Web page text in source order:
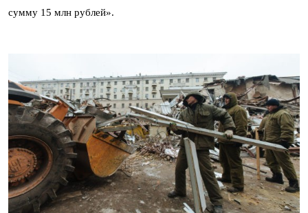
сумму 15 млн рублей».